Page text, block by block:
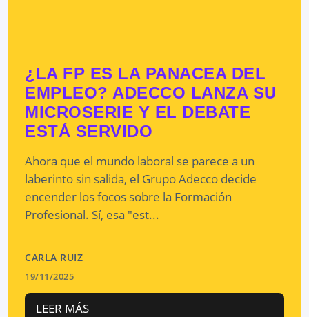
¿LA FP ES LA PANACEA DEL
EMPLEO? ADECCO LANZA SU
MICROSERIE Y EL DEBATE
ESTÁ SERVIDO
Ahora que el mundo laboral se parece a un
laberinto sin salida, el Grupo Adecco decide
encender los focos sobre la Formación
Profesional. Sí, esa "est...
CARLA RUIZ
19/11/2025
LEER MÁS